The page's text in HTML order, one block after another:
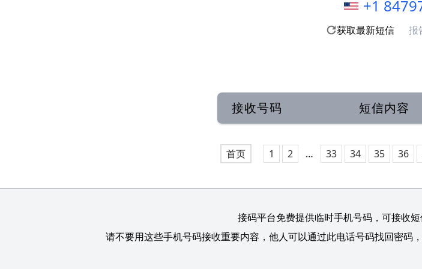
+1
获取最新短信 报
接收号码 短信内容
首页 1 2 … 33 34 35 36
接码平台免费提供临时手机号码，可接收
请不要用这些手机号码接收重要内容，他人可以通过此电话号码找回密码